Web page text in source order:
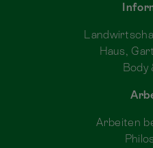
Haus,
Body
Arbeiten